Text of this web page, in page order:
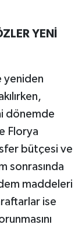
YENİ
yeniden
dönemde
Florya
bütçesi ve
sonrasında
maddeleri
ise